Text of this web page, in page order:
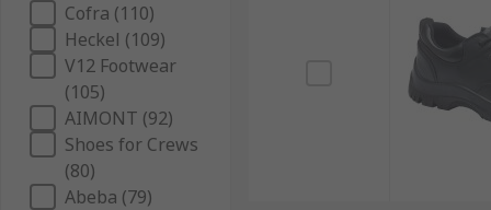
Cofra (110)
Heckel (109)
V12 Footwear
(105)
AIMONT (92)
Shoes for Crews
(80)
Abeba (79)